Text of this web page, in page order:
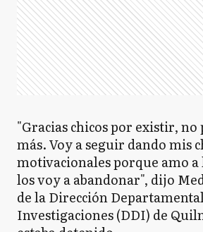
"Gracias chicos por existir, no
más. Voy a seguir dando mis
motivacionales porque amo a
los voy a abandonar", dijo
de la Dirección
Investigaciones (DDI) de